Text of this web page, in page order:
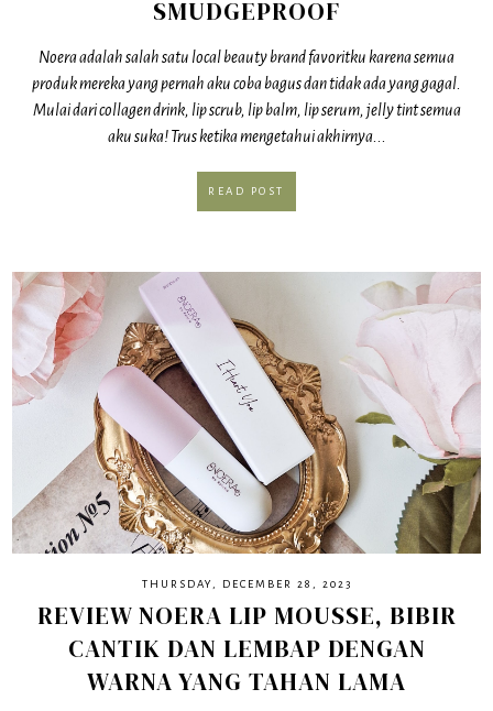
SMUDGEPROOF
Noera adalah salah satu local beauty brand favoritku karena semua
produk mereka yang pernah aku coba bagus dan tidak ada yang gagal.
Mulai dari collagen drink, lip scrub, lip balm, lip serum, jelly tint semua
aku suka! Trus ketika mengetahui akhirnya...
READ POST
THURSDAY, DECEMBER 28, 2023
REVIEW NOERA LIP MOUSSE, BIBIR
CANTIK DAN LEMBAP DENGAN
WARNA YANG TAHAN LAMA